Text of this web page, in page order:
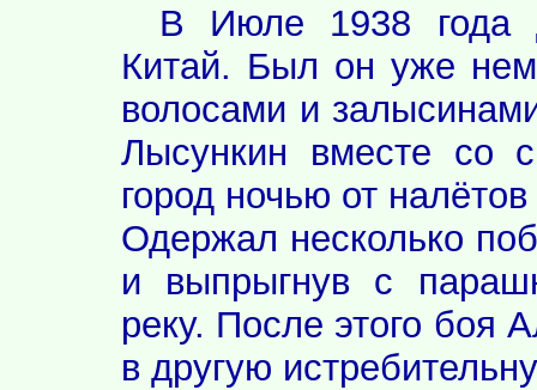
В Июле 1938 года
Китай. Был он уже
волосами и
Лысункин вместе со
город ночью от
Одержал несколько
и выпрыгнув с
реку. После этого боя
в другую